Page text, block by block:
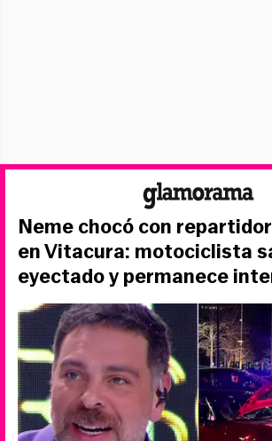
Neme chocó con
en Vitacura: motociclista
eyectado y permanece